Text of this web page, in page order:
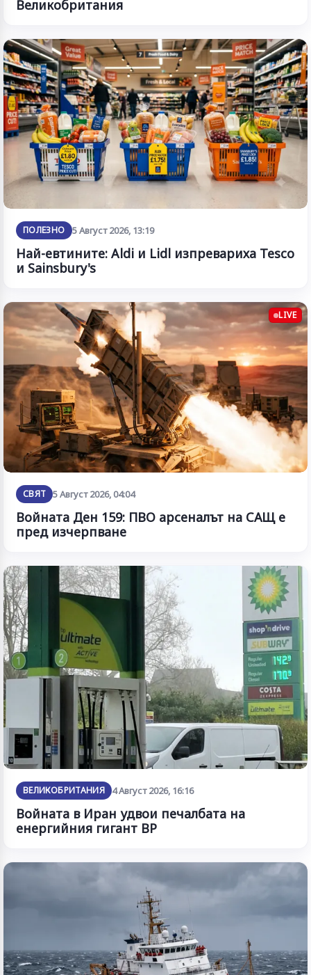
Великобритания
ПОЛЕЗНО 5 Август 2026, 13:19
Най-евтините: Aldi и Lidl изпревариха Tesco
и Sainsbury's
LIVE
СВЯТ 5 Август 2026, 04:04
Войната Ден 159: ПВО арсеналът на САЩ е
пред изчерпване
ВЕЛИКОБРИТАНИЯ 4 Август 2026, 16:16
Войната в Иран удвои печалбата на
енергийния гигант BP